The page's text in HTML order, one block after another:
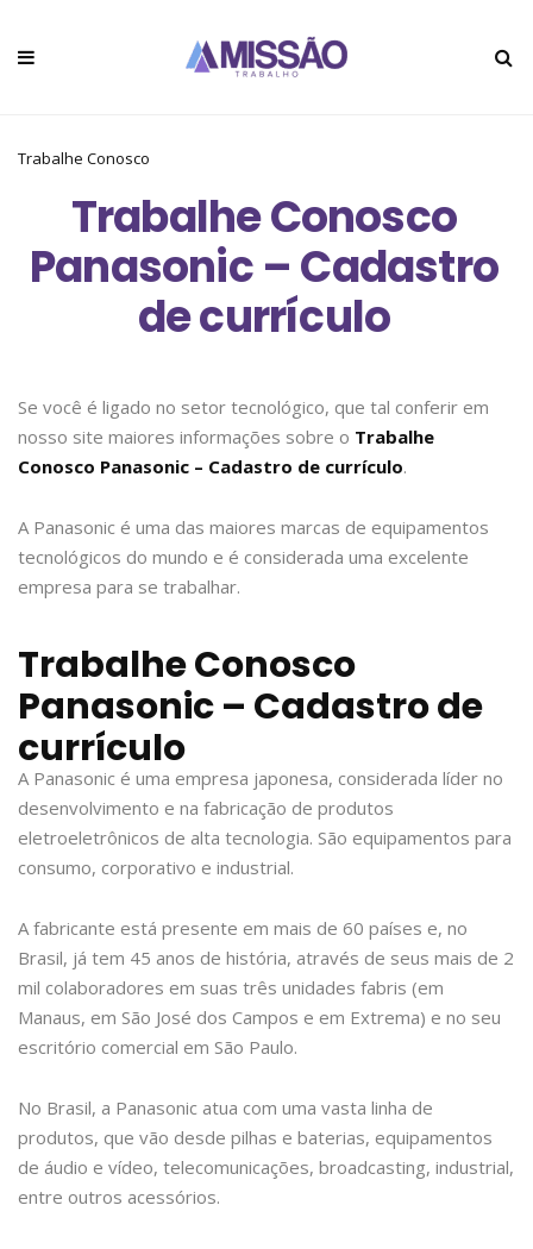
Trabalhe Conosco
Trabalhe Conosco
Panasonic – Cadastro
de currículo
Se você é ligado no setor tecnológico, que tal conferir em
nosso site maiores informações sobre o Trabalhe
Conosco Panasonic – Cadastro de currículo.
A Panasonic é uma das maiores marcas de equipamentos
tecnológicos do mundo e é considerada uma excelente
empresa para se trabalhar.
Trabalhe Conosco
Panasonic – Cadastro de
currículo
A Panasonic é uma empresa japonesa, considerada líder no
desenvolvimento e na fabricação de produtos
eletroeletrônicos de alta tecnologia. São equipamentos para
consumo, corporativo e industrial.
A fabricante está presente em mais de 60 países e, no
Brasil, já tem 45 anos de história, através de seus mais de 2
mil colaboradores em suas três unidades fabris (em
Manaus, em São José dos Campos e em Extrema) e no seu
escritório comercial em São Paulo.
No Brasil, a Panasonic atua com uma vasta linha de
produtos, que vão desde pilhas e baterias, equipamentos
de áudio e vídeo, telecomunicações, broadcasting, industrial,
entre outros acessórios.